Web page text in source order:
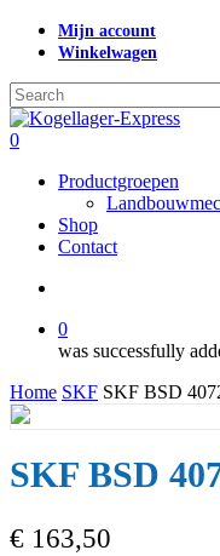
Skip
content
Mijn account
Winkelwagen
Close
Search
search
0
Productgroepen
Shop
Contact
0
was successfully
Home SKF SKF BSD
SKF BSD
€ 163,50